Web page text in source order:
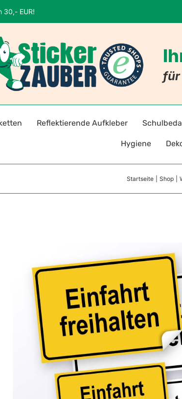
30,- EUR!
für
Reflektierende Aufkleber
Fahrradreflektoren selbstklebend Stift- und
Hygiene
Sets
Startseite Shop